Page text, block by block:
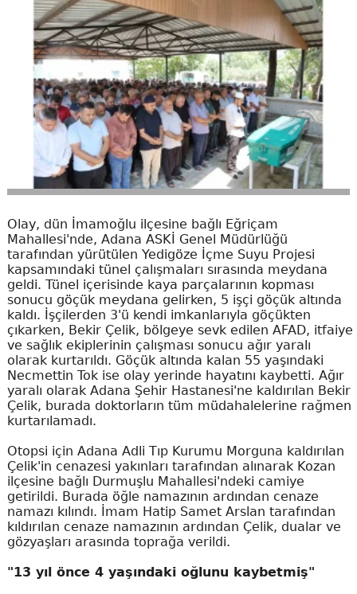
Olay, dün İmamoğlu ilçesine bağlı Eğriçam
Mahallesi'nde, Adana ASKİ Genel Müdürlüğü
tarafından yürütülen Yedigöze İçme Suyu Projesi
kapsamındaki tünel çalışmaları sırasında meydana
geldi. Tünel içerisinde kaya parçalarının kopması
sonucu göçük meydana gelirken, 5 işçi göçük altında
kaldı. İşçilerden 3'ü kendi imkanlarıyla göçükten
çıkarken, Bekir Çelik, bölgeye sevk edilen AFAD, itfaiye
ve sağlık ekiplerinin çalışması sonucu ağır yaralı
olarak kurtarıldı. Göçük altında kalan 55 yaşındaki
Necmettin Tok ise olay yerinde hayatını kaybetti. Ağır
yaralı olarak Adana Şehir Hastanesi'ne kaldırılan Bekir
Çelik, burada doktorların tüm müdahalelerine rağmen
kurtarılamadı.
Otopsi için Adana Adli Tıp Kurumu Morguna kaldırılan
Çelik'in cenazesi yakınları tarafından alınarak Kozan
ilçesine bağlı Durmuşlu Mahallesi'ndeki camiye
getirildi. Burada öğle namazının ardından cenaze
namazı kılındı. İmam Hatip Samet Arslan tarafından
kıldırılan cenaze namazının ardından Çelik, dualar ve
gözyaşları arasında toprağa verildi.
"13 yıl önce 4 yaşındaki oğlunu kaybetmiş"